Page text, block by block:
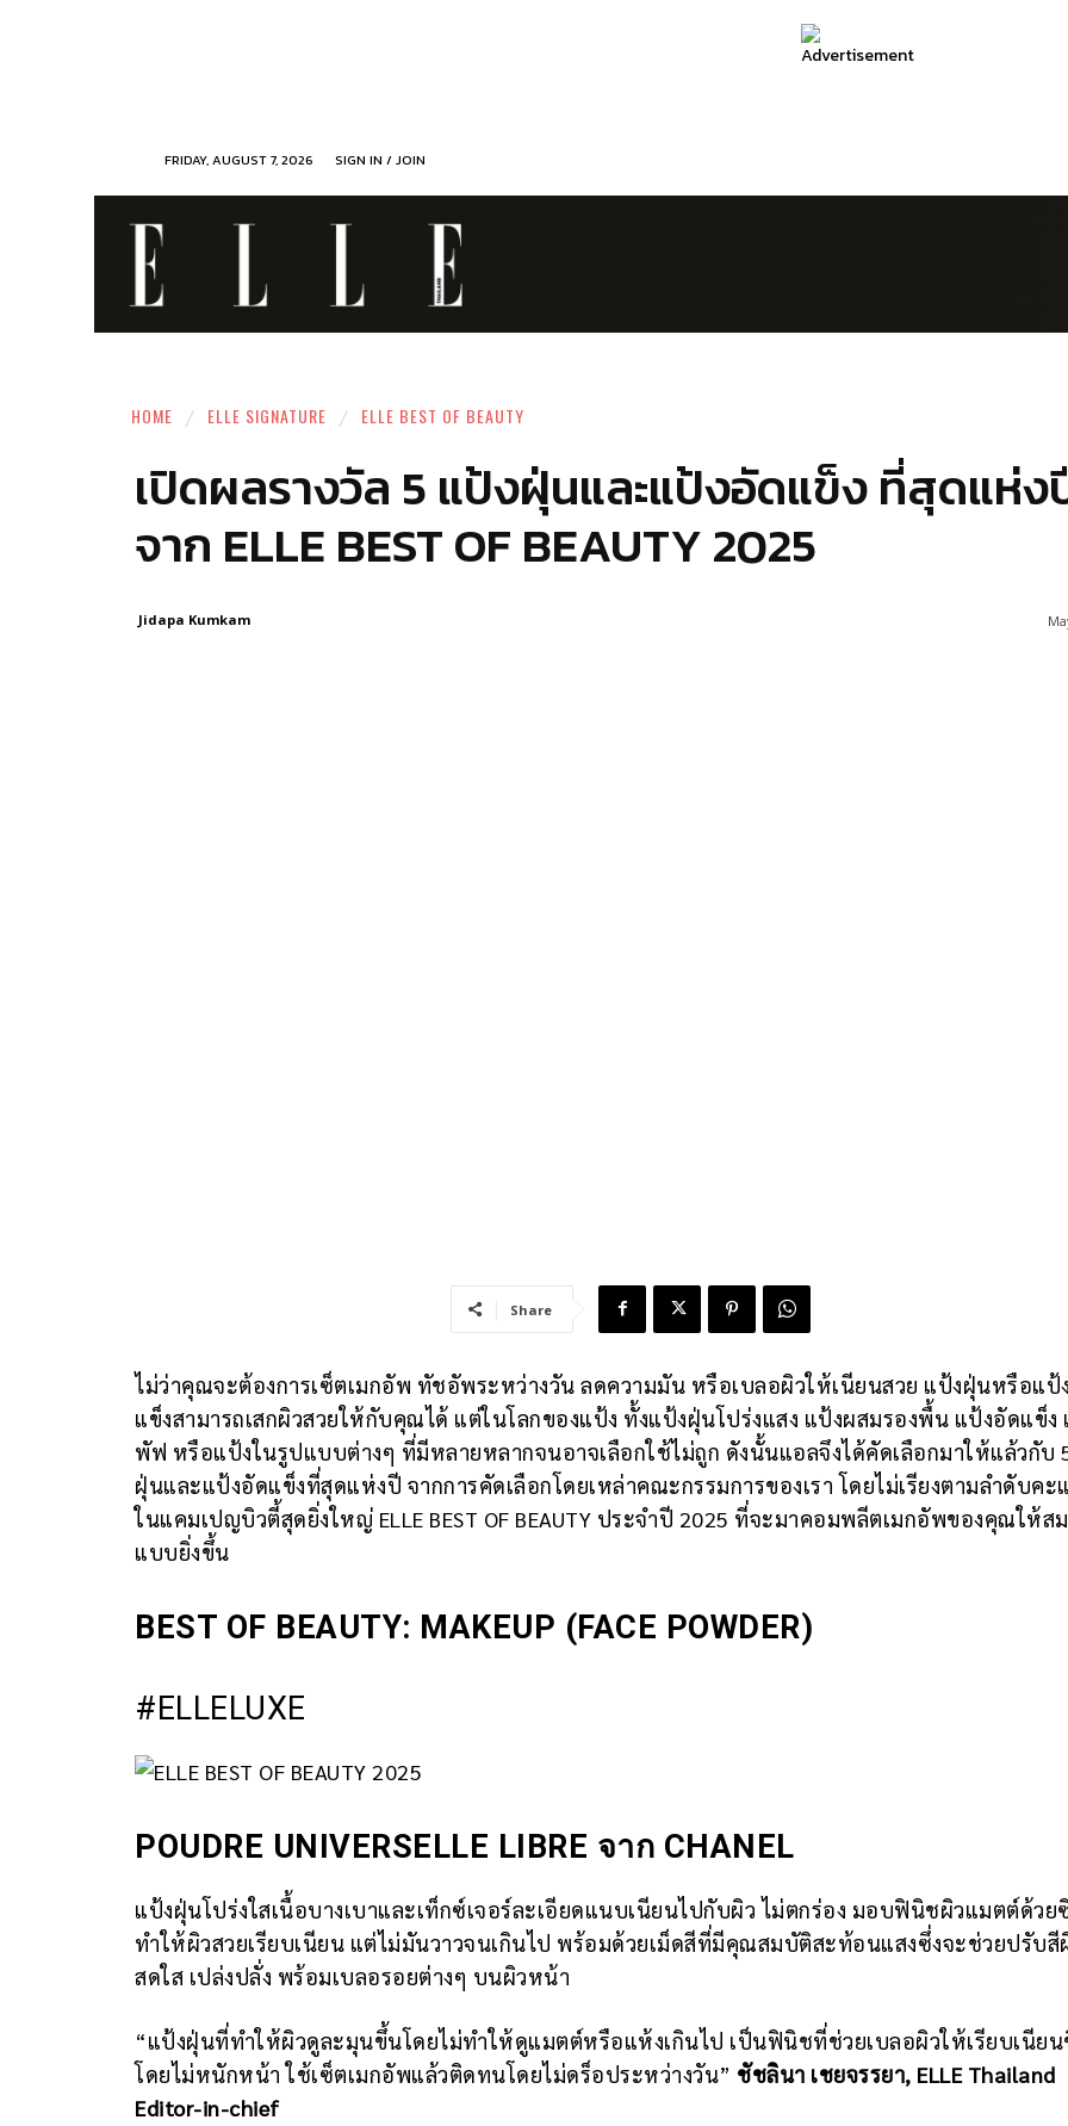
FRIDAY, AUGUST 7, 2026 SIGN IN / JOIN
HOME ELLE SIGNATURE ELLE BEST OF BEAUTY
เปิดผลรางวัล 5 แป้งฝุ่นและแป้งอัดแข็ง ที่สุดแห่ง
จาก ELLE BEST OF BEAUTY 2025
Jidapa Kumkam
Share
ไม่ว่าคุณจะต้องการเซ็ตเมกอัพ ทัชอัพระหว่างวัน ลดความมัน หรือเบลอผิวให้เนียนสวย แป้งฝุ่นหรือแป้
แข็งสามารถเสกผิวสวยให้กับคุณได้ แต่ในโลกของแป้ง ทั้งแป้งฝุ่นโปร่งแสง แป้งผสมรองพื้น แป้งอัดแข็ง
พัฟ หรือแป้งในรูปแบบต่างๆ ที่มีหลายหลากจนอาจเลือกใช้ไม่ถูก ดังนั้นแอลจึงได้คัดเลือกมาให้แล้วกับ
ฝุ่นและแป้งอัดแข็งที่สุดแห่งปี จากการคัดเลือกโดยเหล่าคณะกรรมการของเรา โดยไม่เรียงตามลำดับคะ
ในแคมเปญบิวตี้สุดยิ่งใหญ่ ELLE BEST OF BEAUTY ประจำปี 2025 ที่จะมาคอมพลีตเมกอัพของคุณให้
แบบยิ่งขึ้น
BEST OF BEAUTY: MAKEUP (FACE POWDER)
#ELLELUXE
POUDRE UNIVERSELLE LIBRE จาก CHANEL
แป้งฝุ่นโปร่งใสเนื้อบางเบาและเท็กซ์เจอร์ละเอียดแนบเนียนไปกับผิว ไม่ตกร่อง มอบฟินิชผิวแมตต์ด้วย
ทำให้ผิวสวยเรียบเนียน แต่ไม่มันวาวจนเกินไป พร้อมด้วยเม็ดสีที่มีคุณสมบัติสะท้อนแสงซึ่งจะช่วยปรับสี
สดใส เปล่งปลั่ง พร้อมเบลอรอยต่างๆ บนผิวหน้า
“แป้งฝุ่นที่ทำให้ผิวดูละมุนขึ้นโดยไม่ทำให้ดูแมตต์หรือแห้งเกินไป เป็นฟินิชที่ช่วยเบลอผิวให้เรียบเนีย
โดยไม่หนักหน้า ใช้เซ็ตเมกอัพแล้วติดทนโดยไม่ดร็อประหว่างวัน” ชัชลินา เชยจรรยา, ELLE Thailand
Editor-in-chief